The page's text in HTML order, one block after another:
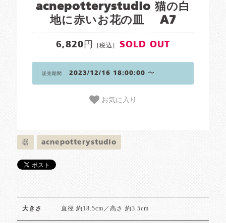
acnepotterystudio 猫の白
地に赤いお花の皿 A7
6,820円 [税込] SOLD OUT
販売期間 2023/12/16 18:00:00 〜
お気に入り
器 acnepotterystudio
大きさ 直径 約18.5cm／高さ 約3.5cm